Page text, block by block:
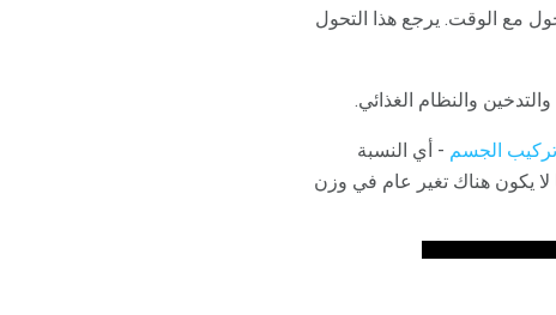
مع الوقت. يرجع هذا التحول
والنظام الغذائي.
تركيب الجسم - أي النسبة
لا يكون هناك تغير عام في وزن